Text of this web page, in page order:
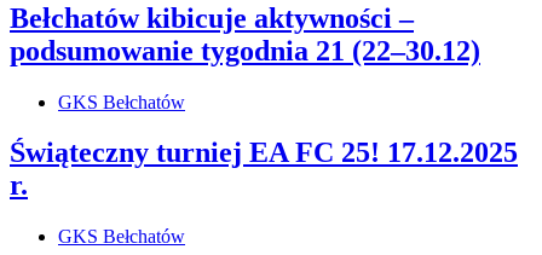
Bełchatów kibicuje aktywności –
podsumowanie tygodnia 21 (22–30.12)
GKS Bełchatów
Świąteczny turniej EA FC 25! 17.12.2025
r.
GKS Bełchatów